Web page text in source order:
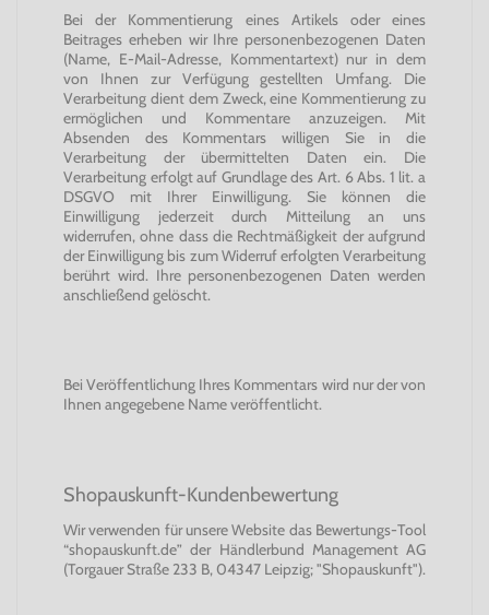
Bei der Kommentierung eines Artikels oder eines
Beitrages erheben wir Ihre personenbezogenen Daten
(Name, E-Mail-Adresse, Kommentartext) nur in dem
von Ihnen zur Verfügung gestellten Umfang. Die
Verarbeitung dient dem Zweck, eine Kommentierung zu
ermöglichen und Kommentare anzuzeigen. Mit
Absenden des Kommentars willigen Sie in die
Verarbeitung der übermittelten Daten ein. Die
Verarbeitung erfolgt auf Grundlage des Art. 6 Abs. 1 lit. a
DSGVO mit Ihrer Einwilligung. Sie können die
Einwilligung jederzeit durch Mitteilung an uns
widerrufen, ohne dass die Rechtmäßigkeit der aufgrund
der Einwilligung bis zum Widerruf erfolgten Verarbeitung
berührt wird. Ihre personenbezogenen Daten werden
anschließend gelöscht.
Bei Veröffentlichung Ihres Kommentars wird nur der von
Ihnen angegebene Name veröffentlicht.
Shopauskunft-Kundenbewertung
Wir verwenden für unsere Website das Bewertungs-Tool
“shopauskunft.de” der Händlerbund Management AG
(Torgauer Straße 233 B, 04347 Leipzig; "Shopauskunft").